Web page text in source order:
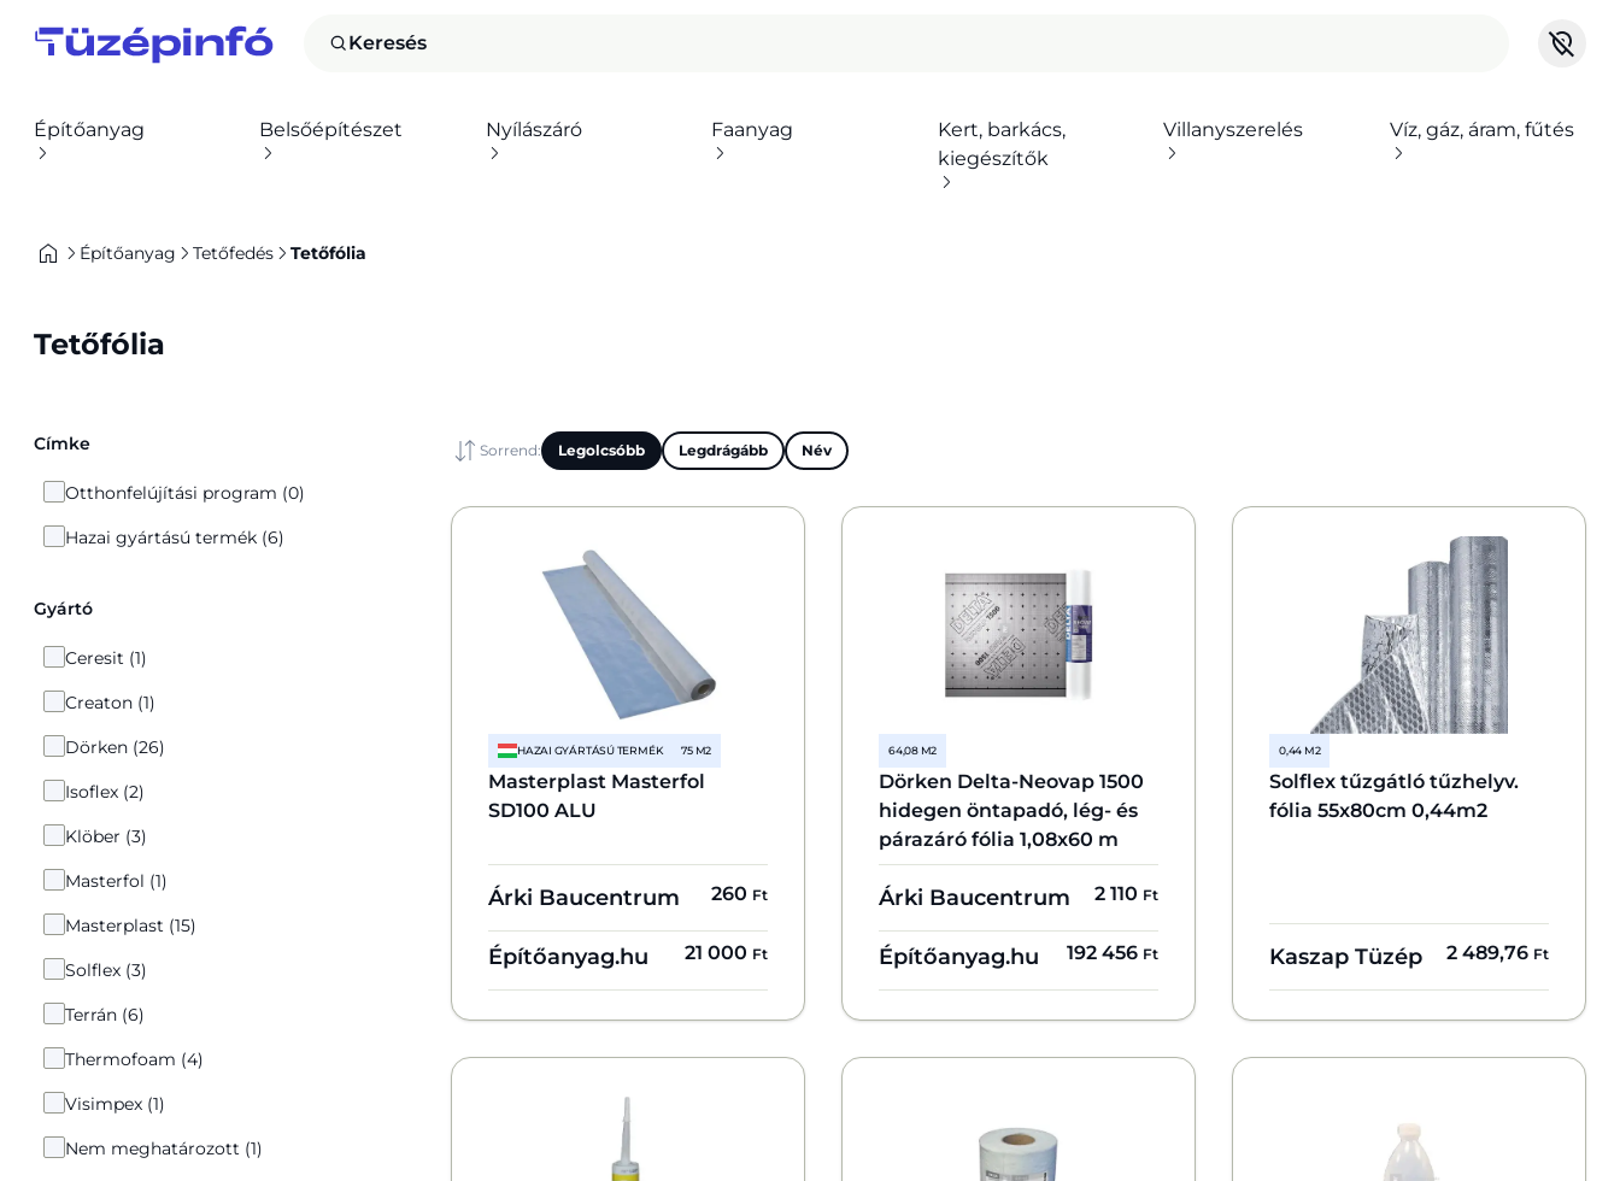
Keresés
Építőanyag Belsőépítészet Nyílászáró Faanyag
Kert, barkács,
kiegészítők
Villanyszerelés Víz, gáz, áram, fűtés
Építőanyag Tetőfedés Tetőfólia
Tetőfólia
Címke
Otthonfelújítási program (0)
Hazai gyártású termék (6)
Gyártó
Ceresit (1)
Creaton (1)
Dörken (26)
Isoflex (2)
Klöber (3)
Masterfol (1)
Masterplast (15)
Solflex (3)
Terrán (6)
Thermofoam (4)
Visimpex (1)
Nem meghatározott (1)
Sorrend: Legolcsóbb Legdrágább Név
HAZAI GYÁRTÁSÚ TERMÉK 75 M2
Masterplast Masterfol
SD100 ALU
Árki Baucentrum 260 Ft
Építőanyag.hu 21 000 Ft
64,08 M2
Dörken Delta-Neovap 1500
hidegen öntapadó, lég- és
párazáró fólia 1,08x60 m
Árki Baucentrum 2 110 Ft
Építőanyag.hu 192 456 Ft
0,44 M2
Solflex tűzgátló tűzhelyv.
fólia 55x80cm 0,44m2
Kaszap Tüzép 2 489,76 Ft